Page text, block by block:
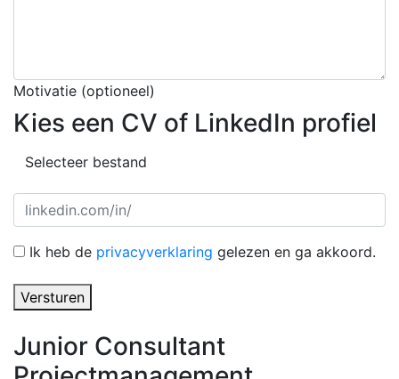
Motivatie (optioneel)
Kies een CV of LinkedIn profiel
Ik heb de privacyverklaring gelezen en ga akkoord.
Versturen
Junior Consultant